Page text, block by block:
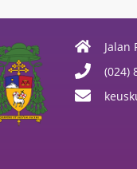
Jalan
(024)